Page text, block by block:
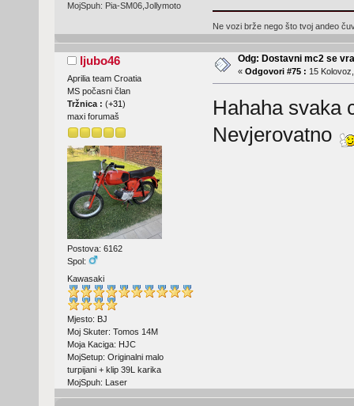
MojSpuh: Pia-SM06,Jollymoto
Ne vozi brže nego što tvoj andeo
ljubo46
Aprilia team Croatia
MS počasni član
Tržnica : (+31)
maxi forumaš
Postova: 6162
Spol:
Kawasaki
Mjesto: BJ
Moj Skuter: Tomos 14M
Moja Kaciga: HJC
MojSetup: Originalni malo
turpijani + klip 39L karika
MojSpuh: Laser
Odg: Dostavni mc2 se
« Odgovori #75 : 15
Hahaha svaka
Nevjerovatno